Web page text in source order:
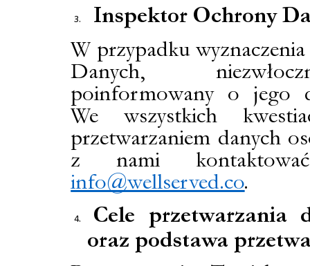
Inspektor Ochrony
W przypadku
Danych,
poinformowany o jego
We wszystkich
przetwarzaniem danych
z nami
info@wellserved.co.
Cele przetwarzania
oraz podstawa